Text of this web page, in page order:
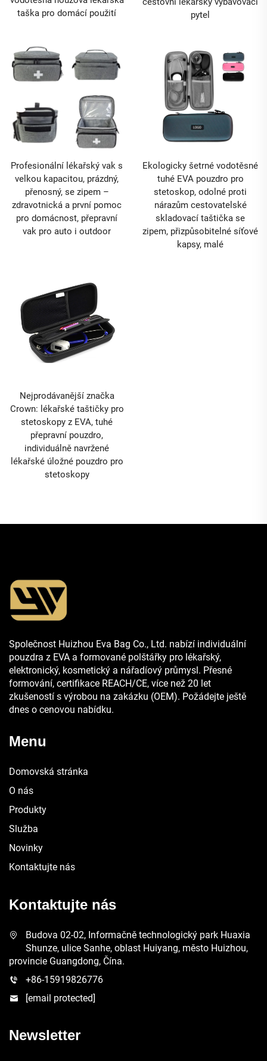
taška pro domácí použití
pytel
Profesionální lékařský vak s
velkou kapacitou, prázdný,
přenosný, se zipem –
zdravotnická a první pomoc
pro domácnost, přepravní
vak pro auto i outdoor
Ekologicky šetrné vodotěsné
tuhé EVA pouzdro pro
stetoskop, odolné proti
nárazům cestovatelské
skladovací taštička se
zipem, přizpůsobitelné síťové
kapsy, malé
Nejprodávanější značka
Crown: lékařské taštičky pro
stetoskopy z EVA, tuhé
přepravní pouzdro,
individuálně navržené
lékařské úložné pouzdro pro
stetoskopy
Společnost Huizhou Eva Bag Co., Ltd. nabízí individuální
pouzdra z EVA a formované polštářky pro lékařský,
elektronický, kosmetický a nářadíový průmysl. Přesné
formování, certifikace REACH/CE, více než 20 let
zkušeností s výrobou na zakázku (OEM). Požádejte ještě
dnes o cenovou nabídku.
Menu
Domovská stránka
O nás
Produkty
Služba
Novinky
Kontaktujte nás
Kontaktujte nás
Budova 02-02, Informačně technologický park Huaxia
Shunze, ulice Sanhe, oblast Huiyang, město Huizhou,
provincie Guangdong, Čína.
+86-15919826776
[email protected]
Newsletter